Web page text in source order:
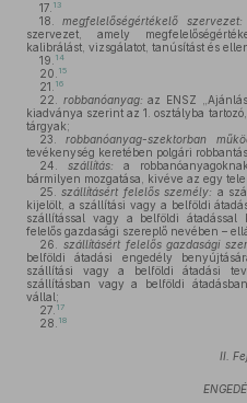
17. 13
18. megfelelőségértékelő szervezet:
szervezet, amely
kalibrálást, vizsgálatot, tanúsítást és
19. 14
20. 15
21. 16
22. robbanóanyag: az ENSZ
kiadványa szerint az 1. osztályba
tárgyak;
23.
robbanóanyag-szektorban
tevékenység keretében polgári
24.
szállítás: a
bármilyen mozgatása, kivéve az egy
25.
szállításért felelős személy: a
kijelölt, a szállítási vagy a belföldi
szállítással vagy a belföldi átadással
felelős gazdasági szereplő nevében –
26.
szállításért felelős gazdasági
belföldi átadási engedély
szállítási vagy a belföldi átadási
szállításban vagy a belföldi
vállal;
27. 17
28. 18
II.